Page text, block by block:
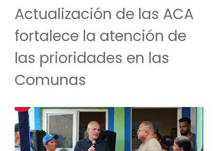
Actualización de las ACA
fortalece la atención de
las prioridades en las
Comunas